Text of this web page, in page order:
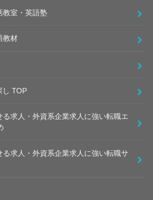
教室・英語塾
教材
し TOP
る求人・外資系企業求人に強い転職エ
る求人・外資系企業求人に強い転職サ